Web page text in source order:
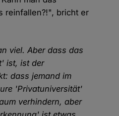
reinfallen?!", bricht er
viel. Aber dass das
ist, ist der
dass jemand im
'Privatuniversität'
verhindern, aber